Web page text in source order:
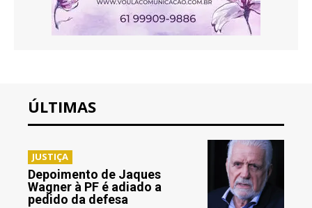
ÚLTIMAS
JUSTIÇA
Depoimento de Jaques
Wagner à PF é adiado a
pedido da defesa